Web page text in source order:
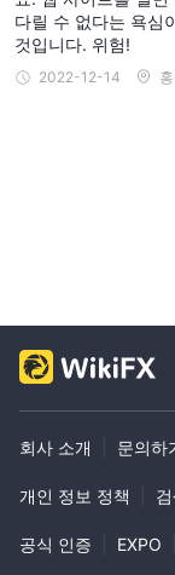
다릴 수 없다는 욕심
것입니다. 위험!
2022-12-14
회사 소개 문의하
개인 정보 정책
공식 인증 EXPO